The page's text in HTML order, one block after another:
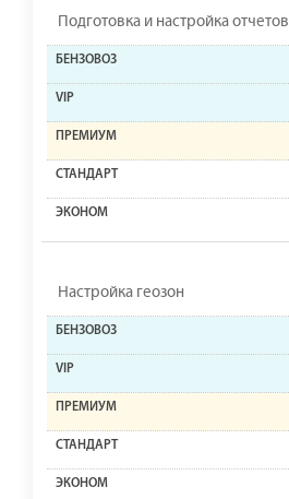
Подготовка и настройка отчетов
Настройка геозон